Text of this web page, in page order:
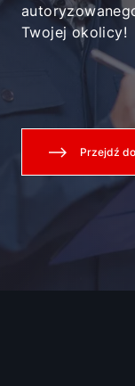
Twojej okolicy!
Przejdź